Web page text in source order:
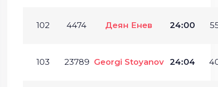
102 4474 Деян Енев 24:00
103 23789 Georgi Stoyanov 24:04